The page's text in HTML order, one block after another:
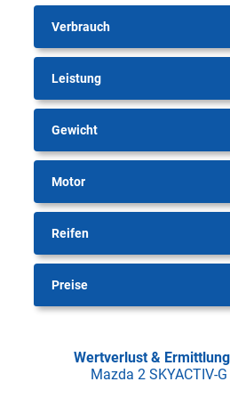
Verbrauch
Leistung
Gewicht
Motor
Reifen
Preise
Wertverlust &
Mazda 2 SKYACTIV-